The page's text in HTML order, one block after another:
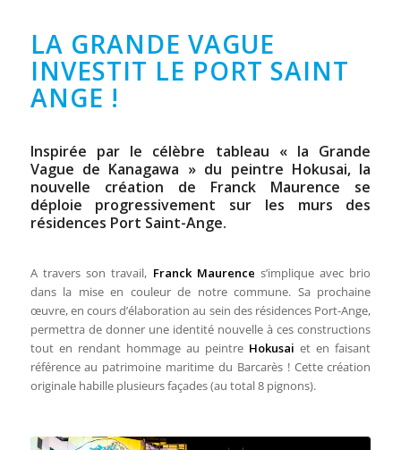
LA GRANDE VAGUE
INVESTIT LE PORT SAINT
ANGE !
Inspirée par le célèbre tableau « la Grande
Vague de Kanagawa » du peintre Hokusai, la
nouvelle création de Franck Maurence se
déploie progressivement sur les murs des
résidences Port Saint-Ange.
A travers son travail, Franck Maurence s’implique avec brio
dans la mise en couleur de notre commune. Sa prochaine
œuvre, en cours d’élaboration au sein des résidences Port-Ange,
permettra de donner une identité nouvelle à ces constructions
tout en rendant hommage au peintre Hokusai et en faisant
référence au patrimoine maritime du Barcarès ! Cette création
originale habille plusieurs façades (au total 8 pignons).